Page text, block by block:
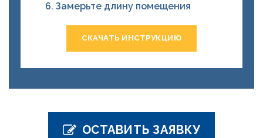
Замерьте длину помещения
СКАЧАТЬ ИНСТРУКЦИЮ
ОСТАВИТЬ ЗАЯВКУ